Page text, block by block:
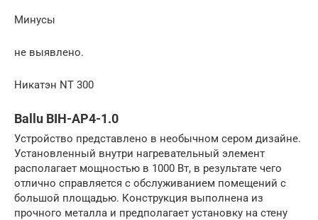
Минусы
не выявлено.
Никатэн NT 300
Ballu BIH-AP4-1.0
Устройство представлено в необычном сером дизайне.
Установленный внутри нагревательный элемент
располагает мощностью в 1000 Вт, в результате чего
отлично справляется с обслуживанием помещений с
большой площадью. Конструкция выполнена из
прочного металла и предполагает установку на стену